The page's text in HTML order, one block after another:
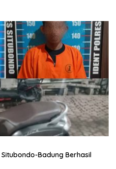
Badung Berhasil